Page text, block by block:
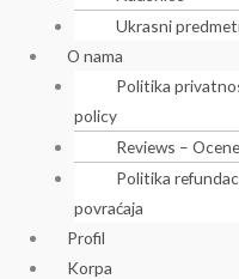
Ukrasni
O nama
Politika
policy
Reviews –
Politika
povraćaja
Profil
Korpa